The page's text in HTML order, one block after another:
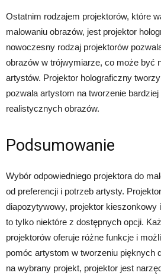
Ostatnim rodzajem projektorów, które
malowaniu obrazów, jest projektor
nowoczesny rodzaj projektorów
obrazów w trójwymiarze, co może być
artystów. Projektor holograficzny
pozwala artystom na tworzenie
realistycznych obrazów.
Podsumowanie
Wybór odpowiedniego projektora do
od preferencji i potrzeb artysty.
diapozytywowy, projektor kieszonkowy
to tylko niektóre z dostępnych opcji.
projektorów oferuje różne funkcje i
pomóc artystom w tworzeniu pięknych
na wybrany projekt, projektor jest